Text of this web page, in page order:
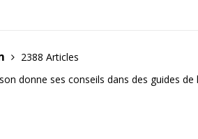
2388 Articles
donne ses conseils dans des guides de